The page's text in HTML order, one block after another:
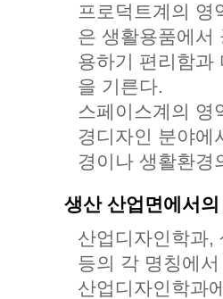
프로덕트계의 영
은 생활용품에서
용하기 편리함과
을 기른다.
스페이스계의 영
경디자인 분야에
경이나 생활환경
생산 산업면에서
산업디자인학과,
등의 각 명칭에
산업디자인학과